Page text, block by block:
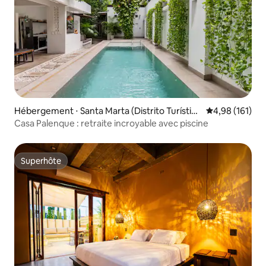
Hébergement ⋅ Santa Marta (Distrito Turístico
Cultural E Histórico)
Évaluation
4,98 (161)
Casa Palenque : retraite incroyable avec piscine
Superhôte
Superhôte